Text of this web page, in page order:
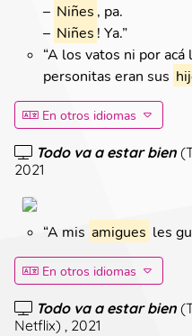
– Niñes , pa.
– Niñes ! Ya.”
“A los vatos ni por acá
personitas eran sus
En otros idiomas
Todo va a estar bien (
2021
“A mis amigues les
En otros idiomas
Todo va a estar bien (
Netflix) , 2021